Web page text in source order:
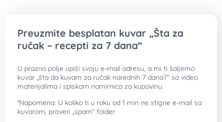
Preuzmite besplatan kuvar „Šta za
ručak – recepti za 7 dana“
U prazno polje upiši svoju e-mail adresu, a mi ti šaljemo
kuvar „šta da kuvam za ručak narednih 7 dana?“ sa video
materijalima i spiskom namirnica za kupovinu.
*Napomena: U koliko ti u roku od 1 min ne stigne e-mail sa
kuvarom, proveri „spam“ folder.